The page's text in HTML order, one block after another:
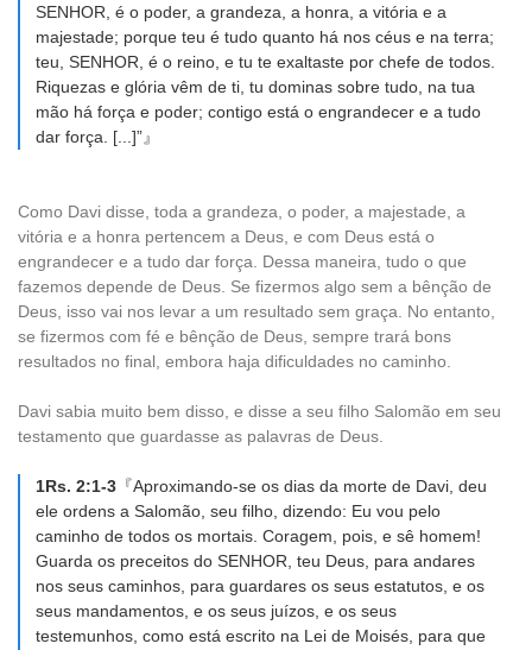
SENHOR, é o poder, a grandeza, a honra, a vitória e a
majestade; porque teu é tudo quanto há nos céus e na terra;
teu, SENHOR, é o reino, e tu te exaltaste por chefe de todos.
Riquezas e glória vêm de ti, tu dominas sobre tudo, na tua
mão há força e poder; contigo está o engrandecer e a tudo
dar força. [...]”』
Como Davi disse, toda a grandeza, o poder, a majestade, a
vitória e a honra pertencem a Deus, e com Deus está o
engrandecer e a tudo dar força. Dessa maneira, tudo o que
fazemos depende de Deus. Se fizermos algo sem a bênção de
Deus, isso vai nos levar a um resultado sem graça. No entanto,
se fizermos com fé e bênção de Deus, sempre trará bons
resultados no final, embora haja dificuldades no caminho.
Davi sabia muito bem disso, e disse a seu filho Salomão em seu
testamento que guardasse as palavras de Deus.
1Rs. 2:1-3 『Aproximando-se os dias da morte de Davi, deu
ele ordens a Salomão, seu filho, dizendo: Eu vou pelo
caminho de todos os mortais. Coragem, pois, e sê homem!
Guarda os preceitos do SENHOR, teu Deus, para andares
nos seus caminhos, para guardares os seus estatutos, e os
seus mandamentos, e os seus juízos, e os seus
testemunhos, como está escrito na Lei de Moisés, para que